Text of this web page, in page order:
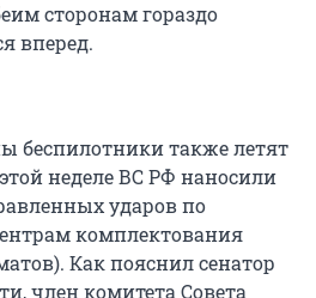
сторонам гораздо
вперед.
беспилотники также летят
неделе ВС РФ наносили
ударов по
комплектования
Как пояснил сенатор
член комитета Совета